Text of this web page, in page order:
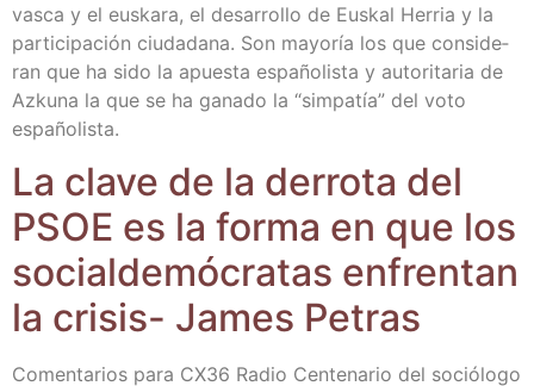
vas­ca y el eus­ka­ra, el desa­rro­llo de Eus­kal Herria y la
par­ti­ci­pa­ción ciu­da­da­na. Son mayo­ría los que con­si­de­
ran que ha sido la apues­ta espa­ño­lis­ta y auto­ri­ta­ria de
Azku­na la que se ha gana­do la “sim­pa­tía” del voto
españolista.
La cla­ve de la derro­ta del
PSOE es la for­ma en que los
social­de­mó­cra­tas enfren­tan
la cri­sis- James Petras
Comen­ta­rios para CX36 Radio Cen­te­na­rio del soció­lo­go